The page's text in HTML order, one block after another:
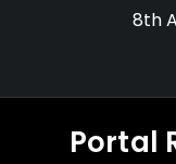
8th
Portal